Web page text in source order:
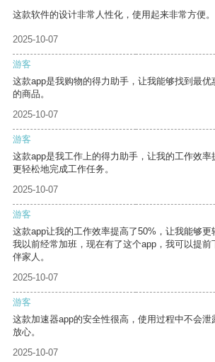
这款软件的设计非常人性化，使用起来非常方便。
2025-10-07
游客
这款app是我购物的得力助手，让我能够找到最
的商品。
2025-10-07
游客
这款app是我工作上的得力助手，让我的工作效率
更轻松地完成工作任务。
2025-10-07
游客
这款app让我的工作效率提高了50%，让我能够更
我以前经常加班，现在有了这个app，我可以提
伴家人。
2025-10-07
游客
这款加速器app的安全性很高，使用过程中不会泄
放心。
2025-10-07